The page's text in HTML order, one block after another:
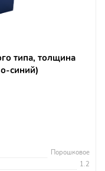
типа, толщина
синий)
Порошковое
1.2